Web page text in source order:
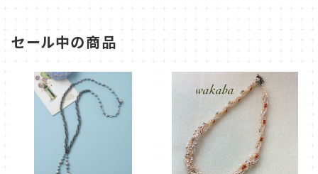
セール中の商品